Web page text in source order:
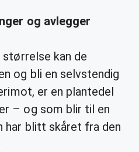
og avlegger
størrelse kan de
og bli en selvstendig
er en plantedel
– og som blir til en
har blitt skåret fra den